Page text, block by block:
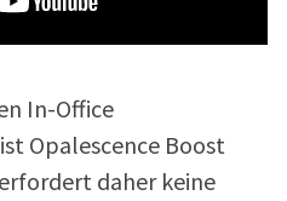
In-Office
Opalescence Boost
daher keine